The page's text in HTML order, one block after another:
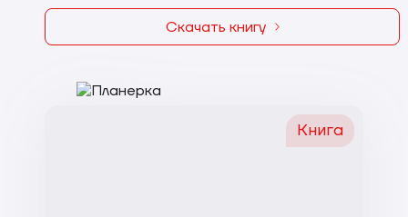
Скачать книгу
Книга